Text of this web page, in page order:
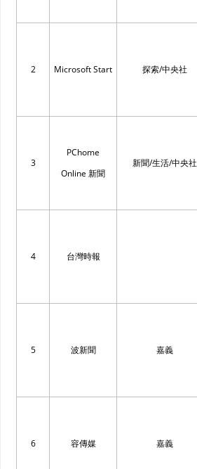
2 Microsoft Start 探索/中央社
3
PChome
Online 新聞
新聞/生活/中央社
4 台灣時報
5 波新聞 嘉義
6 容傳媒 嘉義